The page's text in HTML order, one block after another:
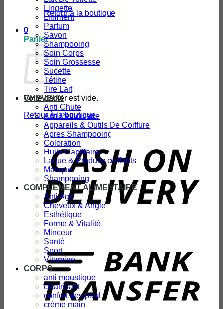
Retour à la boutique
0
Panier
Votre panier est vide.
Retour à la boutique
Lingette
Liniment
Parfum
Savon
Shampooing
Soin Corps
Soin Grossesse
Sucette
Tétine
Tire Lait
CHEVEUX
Anti Chute
Anti Pelliculaire
Appareils & Outils De Coiffure
Apres Shampooing
Coloration
Huile Capillaire
Laque & Produits coiffants
Masque
Shampooing
COMPLEMENT ALIMENTAIRE
Anti Age
Cheveux & Angle
Esthétique
Forme & Vitalité
Minceur
Santé
Sport
Vitamine
CORPS
anti moustique
cicatrisant
confort des pied
créme main